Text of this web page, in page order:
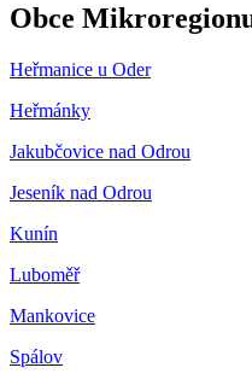
Obce
Heřmanice u Oder
Heřmánky
Jakubčovice nad Odrou
Jeseník nad Odrou
Kunín
Luboměř
Mankovice
Spálov